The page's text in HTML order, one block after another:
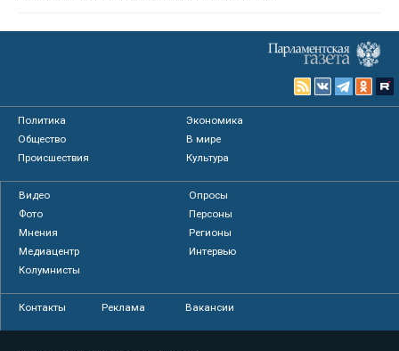
Политика
Экономика
Общество
В мире
Происшествия
Культура
Видео
Опросы
Фото
Персоны
Мнения
Регионы
Медиацентр
Интервью
Колумнисты
Контакты Реклама Вакансии